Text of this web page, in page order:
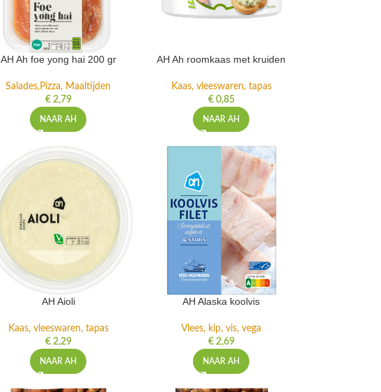
AH Ah foe yong hai 200 gr
Salades,Pizza, Maaltijden
€2,79
NAAR AH
AH Ah roomkaas met kruiden
Kaas, vleeswaren, tapas
€0,85
NAAR AH
AH Aioli
Kaas, vleeswaren, tapas
€2,29
NAAR AH
AH Alaska koolvis
Vlees, kip, vis, vega
€2,69
NAAR AH